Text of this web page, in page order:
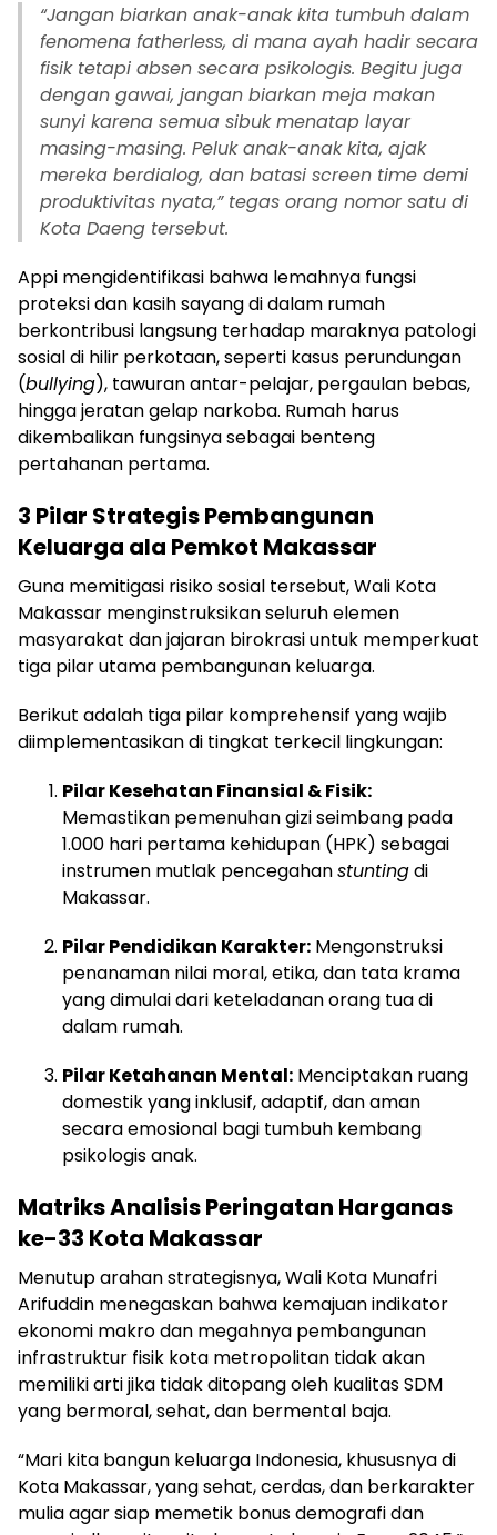
“Jangan biarkan anak-anak kita tumbuh dalam
fenomena fatherless, di mana ayah hadir secara
fisik tetapi absen secara psikologis. Begitu juga
dengan gawai, jangan biarkan meja makan
sunyi karena semua sibuk menatap layar
masing-masing. Peluk anak-anak kita, ajak
mereka berdialog, dan batasi screen time demi
produktivitas nyata,” tegas orang nomor satu di
Kota Daeng tersebut.
Appi mengidentifikasi bahwa lemahnya fungsi
proteksi dan kasih sayang di dalam rumah
berkontribusi langsung terhadap maraknya patologi
sosial di hilir perkotaan, seperti kasus perundungan
(bullying), tawuran antar-pelajar, pergaulan bebas,
hingga jeratan gelap narkoba. Rumah harus
dikembalikan fungsinya sebagai benteng
pertahanan pertama.
3 Pilar Strategis Pembangunan
Keluarga ala Pemkot Makassar
Guna memitigasi risiko sosial tersebut, Wali Kota
Makassar menginstruksikan seluruh elemen
masyarakat dan jajaran birokrasi untuk memperkuat
tiga pilar utama pembangunan keluarga.
Berikut adalah tiga pilar komprehensif yang wajib
diimplementasikan di tingkat terkecil lingkungan:
Pilar Kesehatan Finansial & Fisik:
Memastikan pemenuhan gizi seimbang pada
1.000 hari pertama kehidupan (HPK) sebagai
instrumen mutlak pencegahanstuntingdi
Makassar.
Pilar Pendidikan Karakter: Mengonstruksi
penanaman nilai moral, etika, dan tata krama
yang dimulai dari keteladanan orang tua di
dalam rumah.
Pilar Ketahanan Mental: Menciptakan ruang
domestik yang inklusif, adaptif, dan aman
secara emosional bagi tumbuh kembang
psikologis anak.
Matriks Analisis Peringatan Harganas
ke-33 Kota Makassar
Menutup arahan strategisnya, Wali Kota Munafri
Arifuddin menegaskan bahwa kemajuan indikator
ekonomi makro dan megahnya pembangunan
infrastruktur fisik kota metropolitan tidak akan
memiliki arti jika tidak ditopang oleh kualitas SDM
yang bermoral, sehat, dan bermental baja.
“Mari kita bangun keluarga Indonesia, khususnya di
Kota Makassar, yang sehat, cerdas, dan berkarakter
mulia agar siap memetik bonus demografi dan